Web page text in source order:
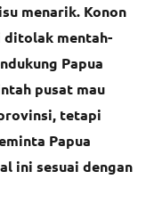
menarik. Konon
ditolak mentah-
Papua
pusat mau
tetapi
Papua
ini sesuai dengan